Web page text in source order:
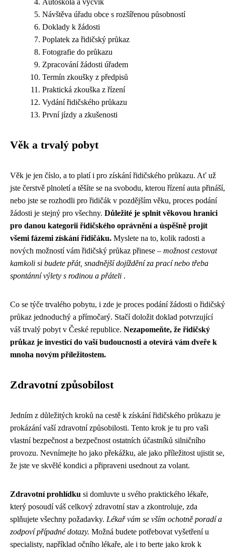
Autoškola a výcvik
Návštěva úřadu obce s rozšířenou působností
Doklady k žádosti
Poplatek za řidičský průkaz
Fotografie do průkazu
Zpracování žádosti úřadem
Termín zkoušky z předpisů
Praktická zkouška z řízení
Vydání řidičského průkazu
První jízdy a zkušenosti
Věk a trvalý pobyt
Věk je jen číslo, a to platí i pro získání řidičského průkazu. Ať už
jste čerstvě plnoletí a těšíte se na svobodu, kterou řízení auta přináší,
nebo jste se rozhodli pro řidičák v pozdějším věku, proces podání
žádosti je stejný pro všechny. Důležité je splnit věkovou hranici
pro danou kategorii řidičského oprávnění a úspěšně projít
všemi fázemi získání řidičáku. Myslete na to, kolik radosti a
nových možností vám řidičský průkaz přinese – možnost cestovat
kamkoli si budete přát, snadnější dojíždění za prací nebo třeba
spontánní výlety s rodinou a přáteli .
Co se týče trvalého pobytu, i zde je proces podání žádosti o řidičský
průkaz jednoduchý a přímočarý. Stačí doložit doklad potvrzující
váš trvalý pobyt v České republice. Nezapomeňte, že řidičský
průkaz je investicí do vaší budoucnosti a otevírá vám dveře k
mnoha novým příležitostem.
Zdravotní způsobilost
Jedním z důležitých kroků na cestě k získání řidičského průkazu je
prokázání vaší zdravotní způsobilosti. Tento krok je tu pro vaši
vlastní bezpečnost a bezpečnost ostatních účastníků silničního
provozu. Nevnímejte ho jako překážku, ale jako příležitost ujistit se,
že jste ve skvělé kondici a připraveni usednout za volant.
Zdravotní prohlídku si domluvte u svého praktického lékaře,
který posoudí váš celkový zdravotní stav a zkontroluje, zda
splňujete všechny požadavky. Lékař vám se vším ochotně poradí a
zodpoví případné dotazy. Možná budete potřebovat vyšetření u
specialisty, například očního lékaře, ale i to berte jako krok k